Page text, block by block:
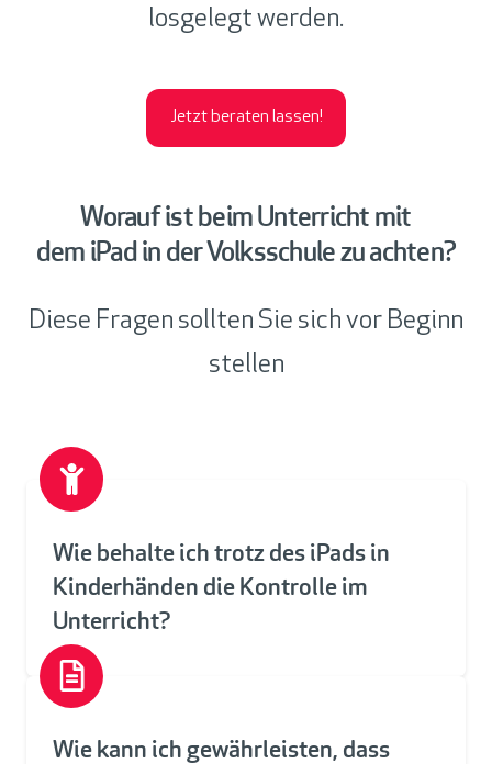
losgelegt werden.
Jetzt beraten lassen!
Worauf ist beim Unterricht mit
dem iPad in der Volksschule zu achten?
Diese Fragen sollten Sie sich vor Beginn
stellen
Wie behalte ich trotz des iPads in
Kinderhänden die Kontrolle im
Unterricht?
Wie kann ich gewährleisten, dass